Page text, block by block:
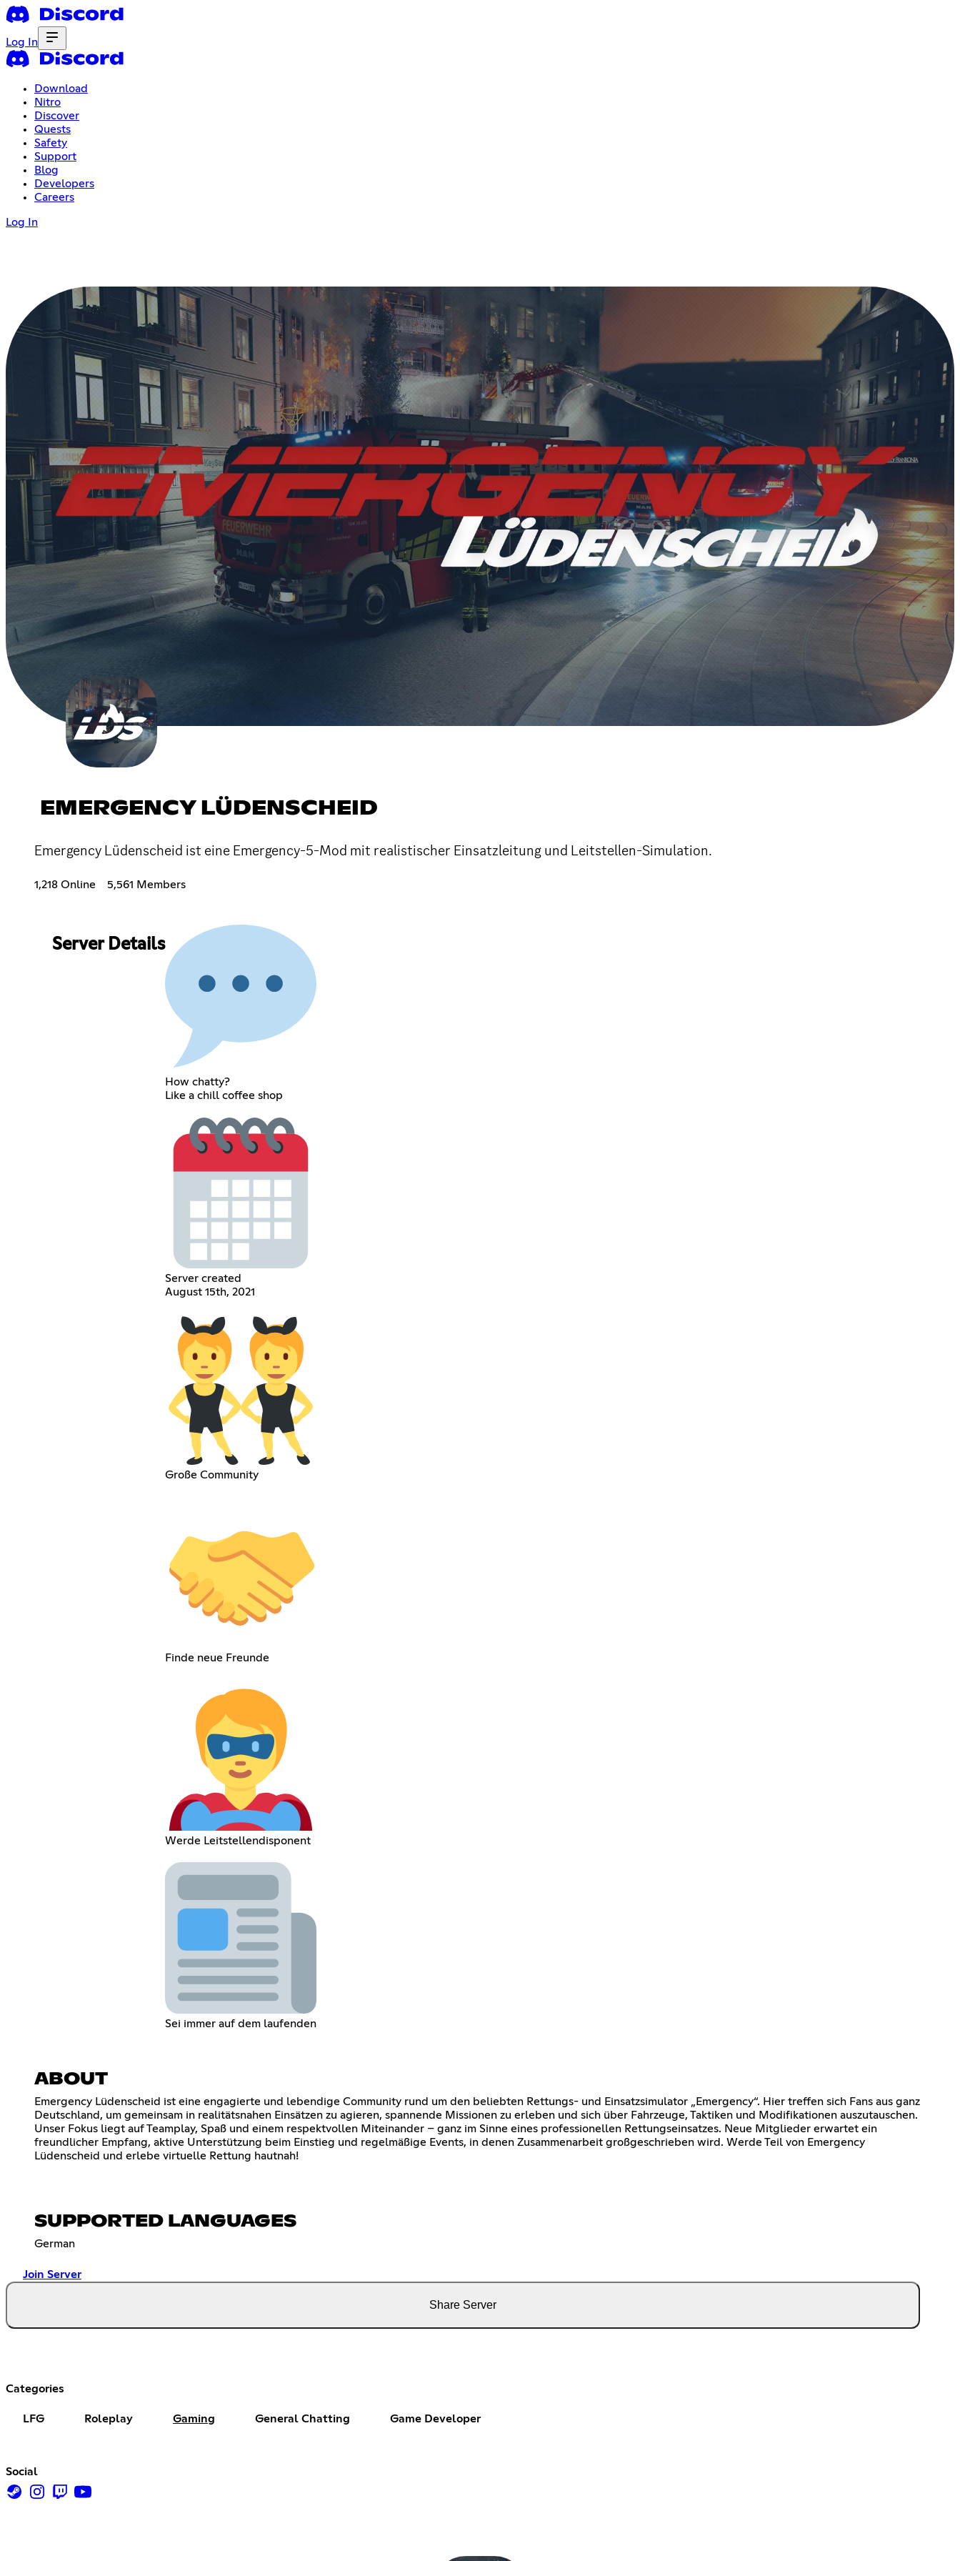
Log In
Download
Nitro
Discover
Quests
Safety
Support
Blog
Developers
Careers
Log In
EMERGENCY LÜDENSCHEID
Emergency Lüdenscheid ist eine Emergency-5-Mod mit realistischer Einsatzleitung und Leitstellen-Simulation.
1,218 Online 5,561 Members
Server Details
How chatty?
Like a chill coffee shop
Server created
August 15th, 2021
Große Community
Finde neue Freunde
Werde Leitstellendisponent
Sei immer auf dem laufenden
ABOUT
Emergency Lüdenscheid ist eine engagierte und lebendige Community rund um den beliebten Rettungs- und Einsatzsimulator „Emergency“. Hier treffen sich Fans aus ganz
Deutschland, um gemeinsam in realitätsnahen Einsätzen zu agieren, spannende Missionen zu erleben und sich über Fahrzeuge, Taktiken und Modifikationen auszutauschen.
Unser Fokus liegt auf Teamplay, Spaß und einem respektvollen Miteinander – ganz im Sinne eines professionellen Rettungseinsatzes. Neue Mitglieder erwartet ein
freundlicher Empfang, aktive Unterstützung beim Einstieg und regelmäßige Events, in denen Zusammenarbeit großgeschrieben wird. Werde Teil von Emergency
Lüdenscheid und erlebe virtuelle Rettung hautnah!
SUPPORTED LANGUAGES
German
Join Server
Share Server
Categories
LFG Roleplay Gaming General Chatting Game Developer
Social